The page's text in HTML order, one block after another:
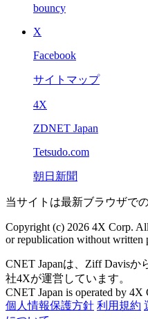
bouncy
X
Facebook
サイトマップ
4X
ZDNET Japan
Tetsudo.com
朝日新聞
当サイトは最新ブラウザで
Copyright (c) 2026 4X Corp.
or republication without written
CNET Japanは、Ziff Davis
社4Xが運営しています。
CNET Japan is operated by
個人情報保護方針 利用規約